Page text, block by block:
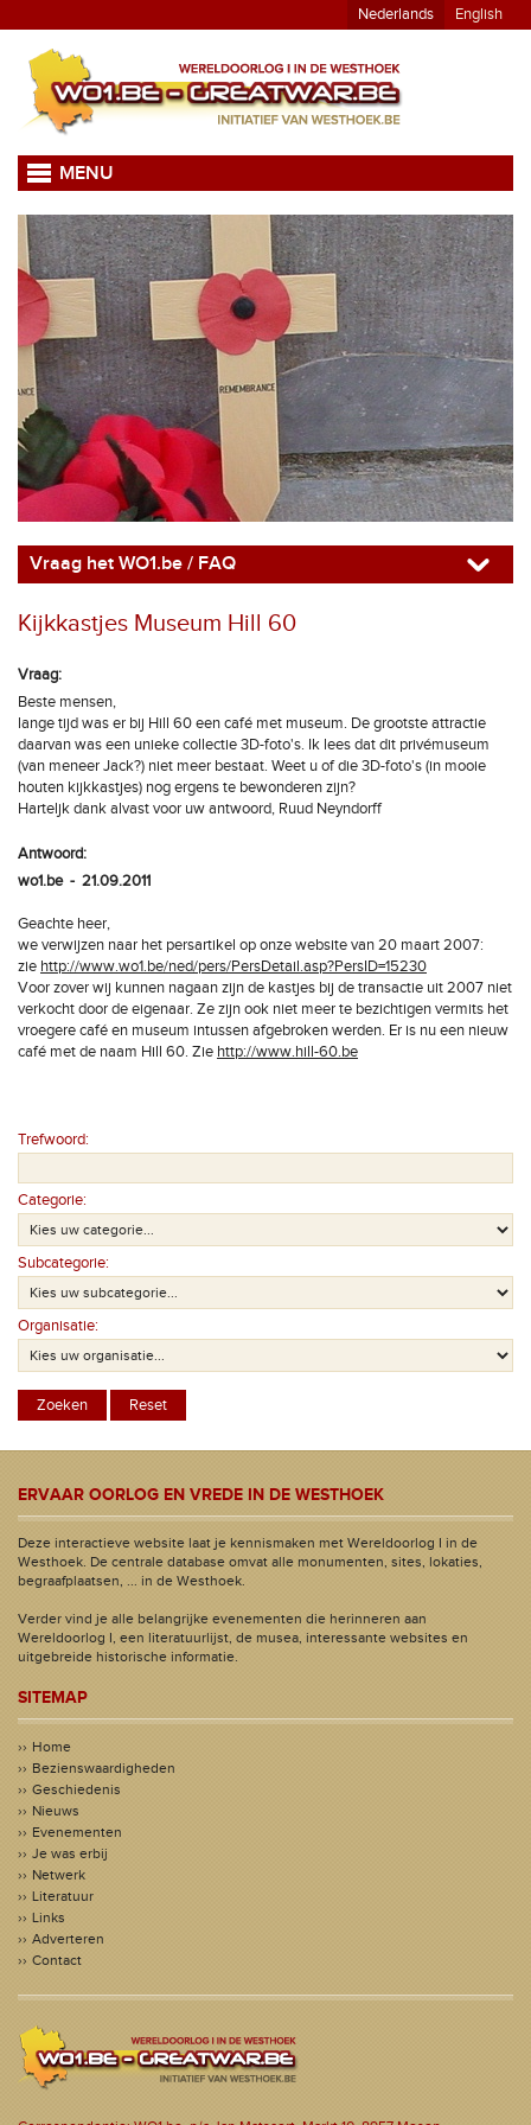
Nederlands English
MENU
Vraag het WO1.be / FAQ
Kijkkastjes Museum Hill 60
Vraag:
Beste mensen,
lange tijd was er bij Hill 60 een café met museum. De grootste attractie
daarvan was een unieke collectie 3D-foto's. Ik lees dat dit privémuseum
(van meneer Jack?) niet meer bestaat. Weet u of die 3D-foto's (in mooie
houten kijkkastjes) nog ergens te bewonderen zijn?
Harteljk dank alvast voor uw antwoord, Ruud Neyndorff
Antwoord:
wo1.be - 21.09.2011
Geachte heer,
we verwijzen naar het persartikel op onze website van 20 maart 2007:
zie http://www.wo1.be/ned/pers/PersDetail.asp?PersID=15230
Voor zover wij kunnen nagaan zijn de kastjes bij de transactie uit 2007 niet
verkocht door de eigenaar. Ze zijn ook niet meer te bezichtigen vermits het
vroegere café en museum intussen afgebroken werden. Er is nu een nieuw
café met de naam Hill 60. Zie http://www.hill-60.be
Trefwoord:
Categorie:
Subcategorie:
Organisatie:
ERVAAR OORLOG EN VREDE IN DE WESTHOEK
Deze interactieve website laat je kennismaken met Wereldoorlog I in de
Westhoek. De centrale database omvat alle monumenten, sites, lokaties,
begraafplaatsen, ... in de Westhoek.
Verder vind je alle belangrijke evenementen die herinneren aan
Wereldoorlog I, een literatuurlijst, de musea, interessante websites en
uitgebreide historische informatie.
SITEMAP
Home
Bezienswaardigheden
Geschiedenis
Nieuws
Evenementen
Je was erbij
Netwerk
Literatuur
Links
Adverteren
Contact